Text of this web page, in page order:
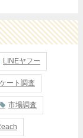
LINEヤフー
ート調査
市場調査